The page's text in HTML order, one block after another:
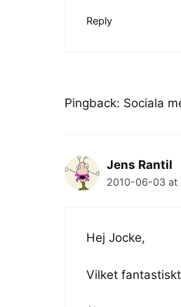
Reply
Pingback: Sociala
Jens Rantil
2010-06-03 at
Hej Jocke,
Vilket